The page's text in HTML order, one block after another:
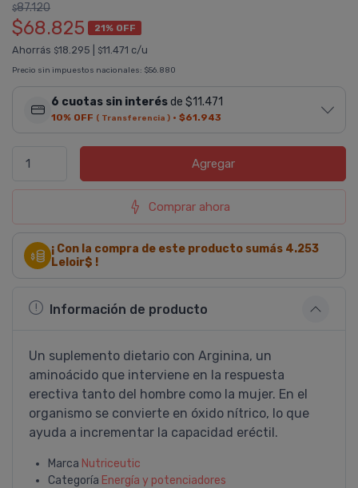
$87.120
$68.825 21% OFF
Ahorrás $18.295 $11.471 c/u
Precio sin impuestos nacionales: $56.880
6 cuotas sin interésde $11.471
10% OFF ( Transferencia ) · $61.943
Agregar
Comprar ahora
¡ Con la compra de este producto sumás 4.253
Leloir$ !
Información de producto
Un suplemento dietario con Arginina, un
aminoácido que interviene en la respuesta
erectiva tanto del hombre como la mujer. En el
organismo se convierte en óxido ní­trico, lo que
ayuda a incrementar la capacidad eréctil.
Marca Nutriceutic
Categoría Energí­a y potenciadores